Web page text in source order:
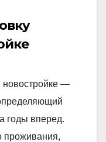
новостройке —
годы вперед.
проживания,